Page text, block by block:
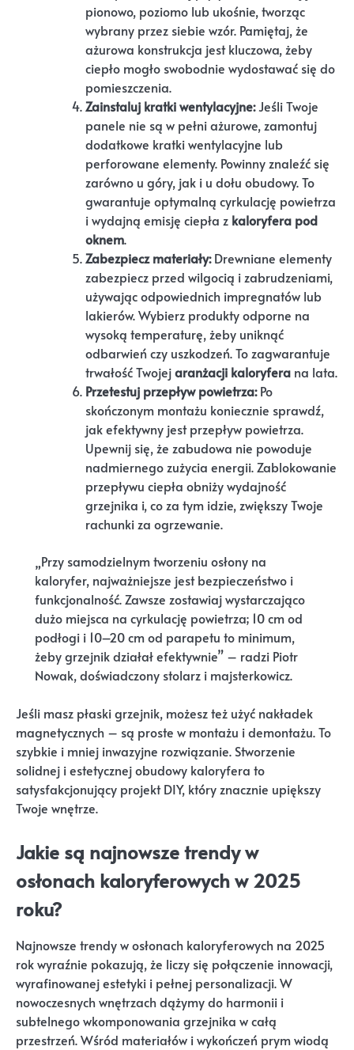
pionowo, poziomo lub ukośnie, tworząc
wybrany przez siebie wzór. Pamiętaj, że
ażurowa konstrukcja jest kluczowa, żeby
ciepło mogło swobodnie wydostawać się do
pomieszczenia.
Zainstaluj kratki wentylacyjne:Jeśli Twoje
panele nie są w pełni ażurowe, zamontuj
dodatkowe kratki wentylacyjne lub
perforowane elementy. Powinny znaleźć się
zarówno u góry, jak i u dołu obudowy. To
gwarantuje optymalną cyrkulację powietrza
i wydajną emisję ciepła z kaloryfera pod
oknem.
Zabezpiecz materiały:Drewniane elementy
zabezpiecz przed wilgocią i zabrudzeniami,
używając odpowiednich impregnatów lub
lakierów. Wybierz produkty odporne na
wysoką temperaturę, żeby uniknąć
odbarwień czy uszkodzeń. To zagwarantuje
trwałość Twojejaranżacji kaloryfera na lata.
Przetestuj przepływ powietrza:Po
skończonym montażu koniecznie sprawdź,
jak efektywny jest przepływ powietrza.
Upewnij się, że zabudowa nie powoduje
nadmiernego zużycia energii. Zablokowanie
przepływu ciepła obniży wydajność
grzejnika i, co za tym idzie, zwiększy Twoje
rachunki za ogrzewanie.
„Przy samodzielnym tworzeniu osłony na
kaloryfer, najważniejsze jest bezpieczeństwo i
funkcjonalność. Zawsze zostawiaj wystarczająco
dużo miejsca na cyrkulację powietrza; 10 cm od
podłogi i 10–20 cm od parapetu to minimum,
żeby grzejnik działał efektywnie” – radzi Piotr
Nowak, doświadczony stolarz i majsterkowicz.
Jeśli masz płaski grzejnik, możesz też użyć nakładek
magnetycznych – są proste w montażu i demontażu. To
szybkie i mniej inwazyjne rozwiązanie. Stworzenie
solidnej i estetycznej obudowy kaloryfera to
satysfakcjonujący projekt DIY, który znacznie upiększy
Twoje wnętrze.
Jakie są najnowsze trendy w
osłonach kaloryferowych w 2025
roku?
Najnowsze trendy w osłonach kaloryferowych na 2025
rok wyraźnie pokazują, że liczy się połączenie innowacji,
wyrafinowanej estetyki i pełnej personalizacji. W
nowoczesnych wnętrzach dążymy do harmonii i
subtelnego wkomponowania grzejnika w całą
przestrzeń. Wśród materiałów i wykończeń prym wiodą